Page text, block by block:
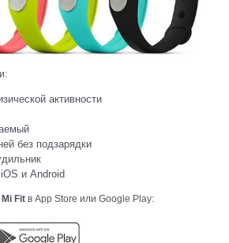
активности
без подзарядки
и Android
Mi Fitв App Store или Google Play: